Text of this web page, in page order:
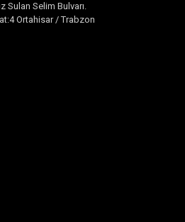
Sulan Selim Bulvarı.
Ortahisar / Trabzon